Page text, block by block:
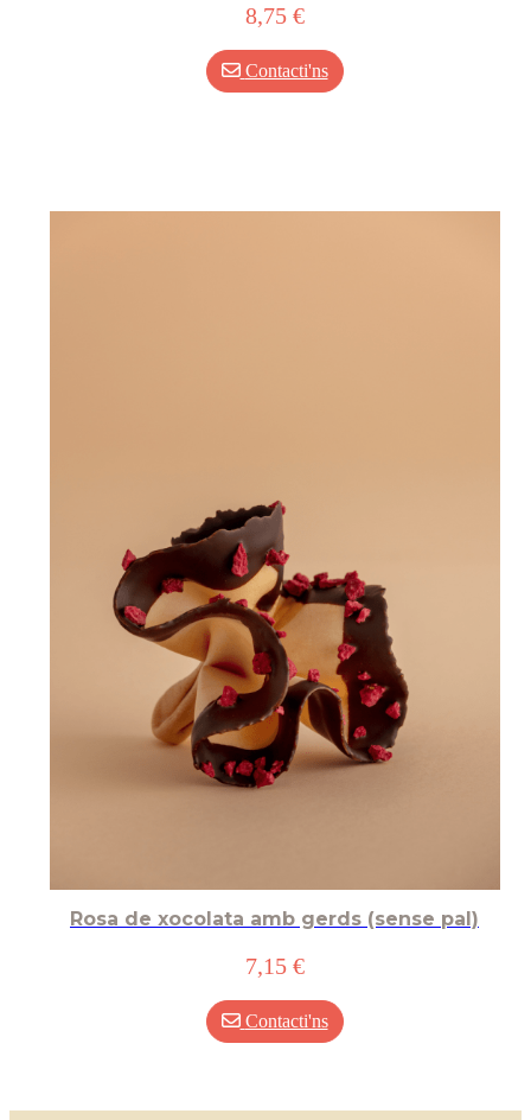
8,75 €
Contacti'ns
Rosa de xocolata amb gerds (sense pal)
7,15 €
Contacti'ns